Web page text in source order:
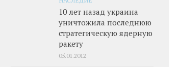
10 лет назад украина
уничтожила последнюю
стратегическую ядерную
ракету
05.01.2012